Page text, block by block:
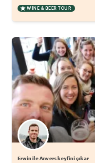
WINE & BEER TOUR
Erwin ile Anvers keyfini çıkar